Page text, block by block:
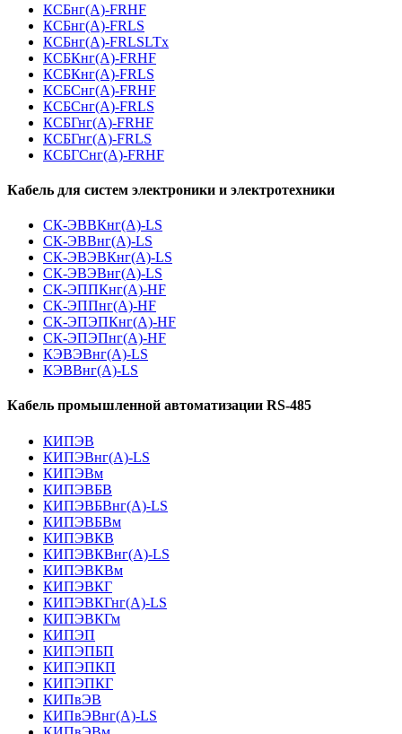
КСБнг(А)-FRHF
КСБнг(А)-FRLS
КСБнг(А)-FRLSLTx
КСБКнг(А)-FRHF
КСБКнг(А)-FRLS
КСБСнг(А)-FRHF
КСБСнг(А)-FRLS
КСБГнг(А)-FRHF
КСБГнг(А)-FRLS
КСБГСнг(А)-FRHF
Кабель для систем электроники и электротехники
СК-ЭВВКнг(А)-LS
СК-ЭВВнг(А)-LS
СК-ЭВЭВКнг(А)-LS
СК-ЭВЭВнг(А)-LS
СК-ЭППКнг(А)-HF
СК-ЭППнг(А)-HF
СК-ЭПЭПКнг(А)-HF
СК-ЭПЭПнг(А)-HF
КЭВЭВнг(А)-LS
КЭВВнг(А)-LS
Кабель промышленной автоматизации RS-485
КИПЭВ
КИПЭВнг(А)-LS
КИПЭВм
КИПЭВБВ
КИПЭВБВнг(А)-LS
КИПЭВБВм
КИПЭВКВ
КИПЭВКВнг(А)-LS
КИПЭВКВм
КИПЭВКГ
КИПЭВКГнг(А)-LS
КИПЭВКГм
КИПЭП
КИПЭПБП
КИПЭПКП
КИПЭПКГ
КИПвЭВ
КИПвЭВнг(А)-LS